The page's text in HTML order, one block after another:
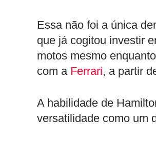
Essa não foi a única
que já cogitou investir
motos mesmo
com a Ferrari, a partir
A habilidade de
versatilidade como um